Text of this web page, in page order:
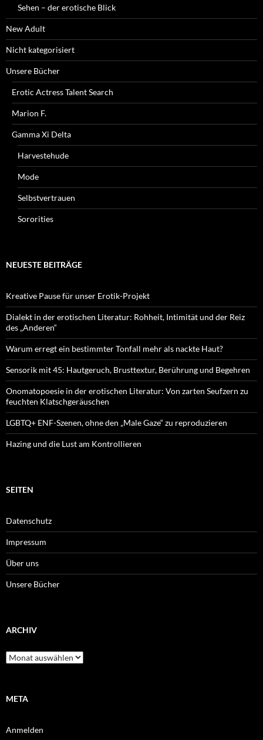
Sehen – der erotische Blick
New Adult
Nicht kategorisiert
Unsere Bücher
Erotic Actress Talent Search
Marion F.
Gamma Xi Delta
Harvestehude
Mode
Selbstvertrauen
Sororities
NEUESTE BEITRÄGE
Kreative Pause für unser Erotik-Projekt
Dialekt in der erotischen Literatur: Rohheit, Intimität und der Reiz
des „Anderen“
Warum erregt ein bestimmter Tonfall mehr als nackte Haut?
Sensorik mit 45: Hautgeruch, Brusttextur, Berührung und Begehren
Onomatopoesie in der erotischen Literatur: Von zarten Seufzern zu
feuchten Klatschgeräuschen
LGBTQ+ ENF-Szenen, ohne den „Male Gaze“ zu reproduzieren
Hazing und die Lust am Kontrollieren
SEITEN
Datenschutz
Impressum
Über uns
Unsere Bücher
ARCHIV
Archiv
META
Anmelden